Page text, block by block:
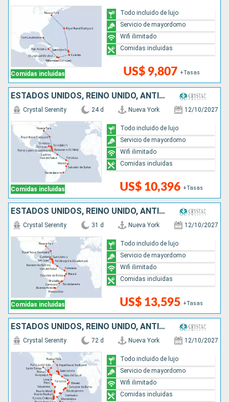
Comidas incluidas US$ 9,807 +Tasas
Todo incluido de lujo
Servicio de mayordomo
Wifi ilimitado
Comidas incluidas
ESTADOS UNIDOS, REINO UNIDO, ANTIGUA Y BARBUDA, FRANCIA, PUERTO RICO, SANTA LUCIA, TRINIDAD Y TOBAGO, BRASIL
Comidas incluidas
Crystal Serenity 24 d Nueva York 12/10/2027
US$ 10,396 +Tasas
Todo incluido de lujo
Servicio de mayordomo
Wifi ilimitado
Comidas incluidas
ESTADOS UNIDOS, REINO UNIDO, ANTIGUA Y BARBUDA, FRANCIA, PUERTO RICO, SANTA LUCIA, TRINIDAD Y TOBAGO, BRASIL, URUGUAY, ARGENTINA
Comidas incluidas
Crystal Serenity 31 d Nueva York 12/10/2027
US$ 13,595 +Tasas
Todo incluido de lujo
Servicio de mayordomo
Wifi ilimitado
Comidas incluidas
ESTADOS UNIDOS, REINO UNIDO, ANTIGUA Y BARBUDA, FRANCIA, PUERTO RICO, SANTA LUCIA, TRINIDAD Y TOBAGO, BRASIL, URUGUAY, ARGENTINA, ISLAS MALVINAS, CHILE, PERÚ, ECUADOR, PANAMÁ, COSTA RICA, HONDURAS, BE
Crystal Serenity 72 d Nueva York 12/10/2027
Todo incluido de lujo
Servicio de mayordomo
Wifi ilimitado
Comidas incluidas